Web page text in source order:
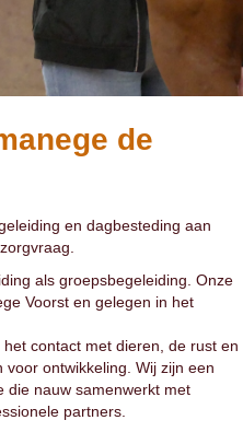
de
en dagbesteding aan
als groepsbegeleiding. Onze
Voorst en gelegen in het
contact met dieren, de rust en
ontwikkeling. Wij zijn een
die nauw samenwerkt met
partners.